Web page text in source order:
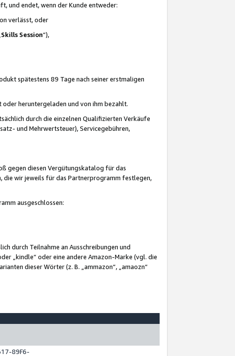
und endet, wenn der Kunde entweder:
verlässt, oder
Skills Session“),
spätestens 89 Tage nach seiner erstmaligen
heruntergeladen und von ihm bezahlt.
durch die einzelnen Qualifizierten Verkäufe
und Mehrwertsteuer), Servicegebühren,
gegen diesen Vergütungskatalog für das
die wir jeweils für das Partnerprogramm festlegen,
ausgeschlossen:
durch Teilnahme an Ausschreibungen und
„kindle“ oder eine andere Amazon-Marke (vgl. die
dieser Wörter (z. B. „ammazon“, „amaozn“
89F6-